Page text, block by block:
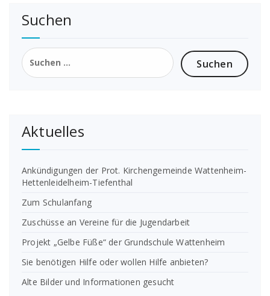
Suchen
Suchen
nach:
Aktuelles
Ankündigungen der Prot. Kirchengemeinde Wattenheim-
Hettenleidelheim-Tiefenthal
Zum Schulanfang
Zuschüsse an Vereine für die Jugendarbeit
Projekt „Gelbe Füße“ der Grundschule Wattenheim
Sie benötigen Hilfe oder wollen Hilfe anbieten?
Alte Bilder und Informationen gesucht